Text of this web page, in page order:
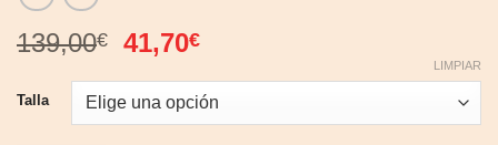
139,00€
El
original
era:
41,70€El
actual
es:
Talla
LIMPIAR